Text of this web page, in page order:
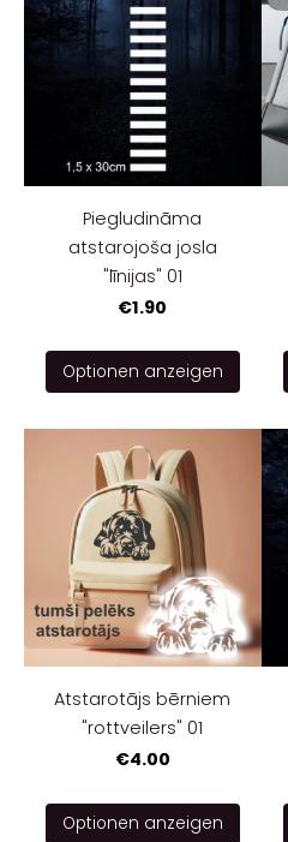
Piegludināma
atstarojoša josla
"līnijas" 01
€1.90
Optionen anzeigen
Atstarotājs bērniem
"rottveilers" 01
€4.00
Optionen anzeigen